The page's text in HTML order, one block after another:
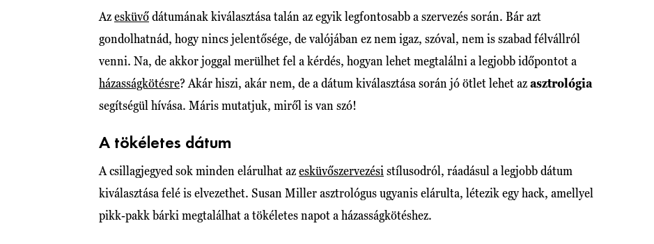
Azesküvődátumának kiválasztása talán az egyik legfontosabb a szervezés során. Bár azt
gondolhatnád, hogy nincs jelentősége, de valójában ez nem igaz, szóval, nem is szabad félvállról
venni. Na, de akkor joggal merülhet fel a kérdés, hogyan lehet megtalálni a legjobb időpontot a
házasságkötésre? Akár hiszi, akár nem, de a dátum kiválasztása során jó ötlet lehet azasztrológia
segítségül hívása. Máris mutatjuk, miről is van szó!
A tökéletes dátum
A csillagjegyed sok minden elárulhat azesküvőszervezési stílusodról, ráadásul a legjobb dátum
kiválasztása felé is elvezethet. Susan Miller asztrológus ugyanis elárulta, létezik egy hack, amellyel
pikk-pakk bárki megtalálhat a tökéletes napot a házasságkötéshez.